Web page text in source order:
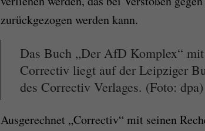
zurückgezogen werden kann.
Das Buch „Der AfD Komplex“ mit
Correctiv liegt auf der Leipziger
des Correctiv Verlages. (Foto: dpa)
Ausgerechnet „Correctiv“ mit seinen